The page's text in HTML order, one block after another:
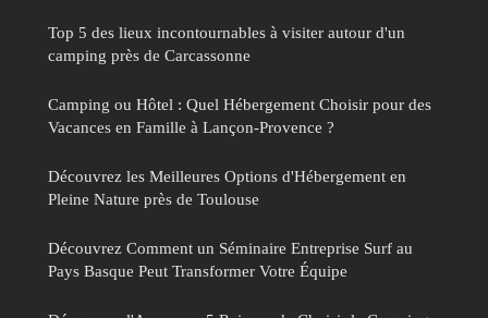
Top 5 des lieux incontournables à visiter autour d'un
camping près de Carcassonne
Camping ou Hôtel : Quel Hébergement Choisir pour des
Vacances en Famille à Lançon-Provence ?
Découvrez les Meilleures Options d'Hébergement en
Pleine Nature près de Toulouse
Découvrez Comment un Séminaire Entreprise Surf au
Pays Basque Peut Transformer Votre Équipe